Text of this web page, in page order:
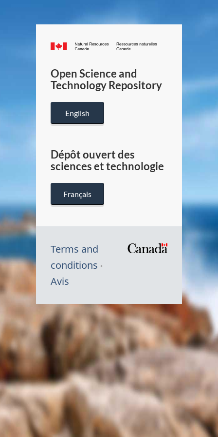
Canada.ca
/
Canada
Open Science and
Technology Repository
English
Dépôt ouvert des
sciences et technologie
Français
Terms and
conditions
Avis
Symbole
du
Canada